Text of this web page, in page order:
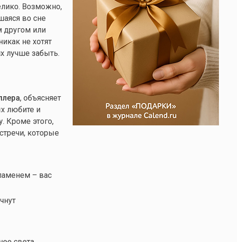
Возможно,
во сне
другом или
не хотят
лучше забыть.
, объясняет
любите и
Кроме этого,
которые
– вас